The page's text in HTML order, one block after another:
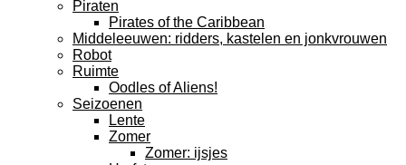
Piraten
Pirates of the Caribbean
Middeleeuwen: ridders, kastelen en jonkvrouwen
Robot
Ruimte
Oodles of Aliens!
Seizoenen
Lente
Zomer
Zomer: ijsjes